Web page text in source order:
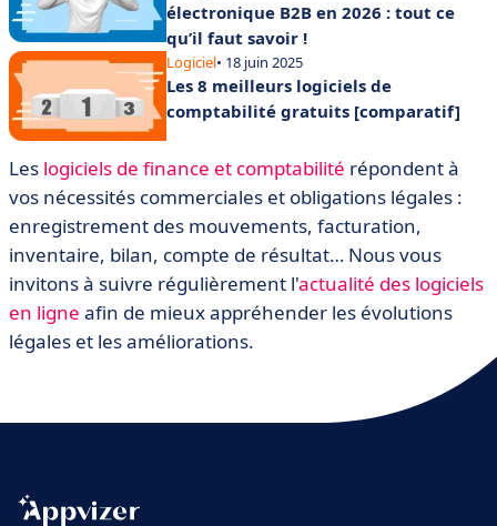
électronique B2B en 2026 : tout ce
qu’il faut savoir !
Logiciel• 18 juin 2025
Les 8 meilleurs logiciels de
comptabilité gratuits [comparatif]
Les logiciels de finance et comptabilité répondent à
vos nécessités commerciales et obligations légales :
enregistrement des mouvements, facturation,
inventaire, bilan, compte de résultat… Nous vous
invitons à suivre régulièrement l'actualité des logiciels
en ligne afin de mieux appréhender les évolutions
légales et les améliorations.